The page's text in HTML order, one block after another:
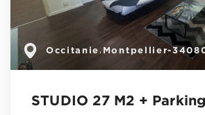
Occitanie , Montpellier-
STUDIO 27 M2 + Parking